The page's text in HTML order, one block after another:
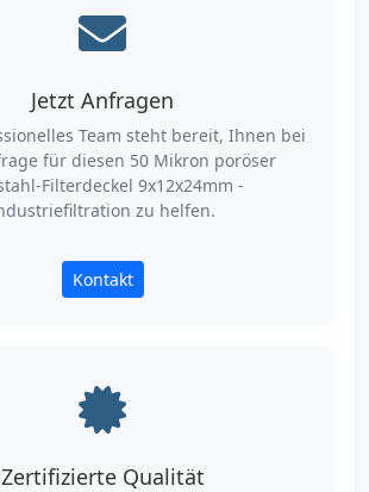
Jetzt Anfragen
Team steht bereit, Ihnen bei
für diesen 50 Mikron poröser
Filterdeckel 9x12x24mm -
zu helfen.
Kontakt
Zertifizierte Qualität